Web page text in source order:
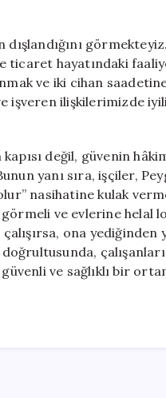
ticaret hayatındaki
ve iki cihan
işveren ilişkilerimizde
değil, güvenin
yanı sıra, işçiler,
nasihatine kulak
görmeli ve evlerine helal
ona yediğinden
ve sağlıklı bir